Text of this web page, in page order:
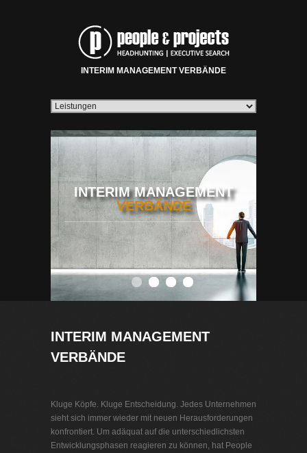
INTERIM MANAGEMENT VERBÄNDE
INTERIM MANAGEMENT
VERBÄNDE
0
INTERIM MANAGEMENT
VERBÄNDE
Kluge Köpfe. Kluge Entscheidung. Jedes Unternehmen
sieht sich immer wieder mit neuen Herausforderungen
konfrontiert. Um adäquat auf die unterschiedlichsten
Entwicklungsphasen reagieren zu können, hat People